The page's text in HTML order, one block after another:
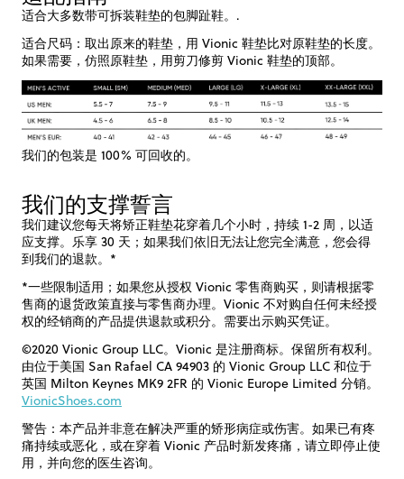
适合大多数带可拆装鞋垫的包脚趾鞋。.
适合尺码：取出原来的鞋垫，用 Vionic 鞋垫比对原鞋垫的长度。
如果需要，仿照原鞋垫，用剪刀修剪 Vionic 鞋垫的顶部。
我们的包装是 100% 可回收的。
我们的支撑誓言
我们建议您每天将矫正鞋垫花穿着几个小时，持续 1-2 周，以适
应支撑。乐享 30 天；如果我们依旧无法让您完全满意，您会得
到我们的退款。*
*一些限制适用；如果您从授权 Vionic 零售商购买，则请根据零
售商的退货政策直接与零售商办理。Vionic 不对购自任何未经授
权的经销商的产品提供退款或积分。需要出示购买凭证。
©2020 Vionic Group LLC。Vionic 是注册商标。保留所有权利。
由位于美国 San Rafael CA 94903 的 Vionic Group LLC 和位于
英国 Milton Keynes MK9 2FR 的 Vionic Europe Limited 分销。
VionicShoes.com
警告：本产品并非意在解决严重的矫形病症或伤害。如果已有疼
痛持续或恶化，或在穿着 Vionic 产品时新发疼痛，请立即停止使
用，并向您的医生咨询。